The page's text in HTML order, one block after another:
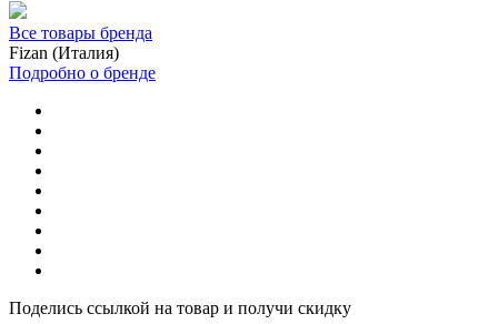
Все товары бренда
Fizan (Италия)
Подробно о бренде
Поделись ссылкой на товар и получи скидку